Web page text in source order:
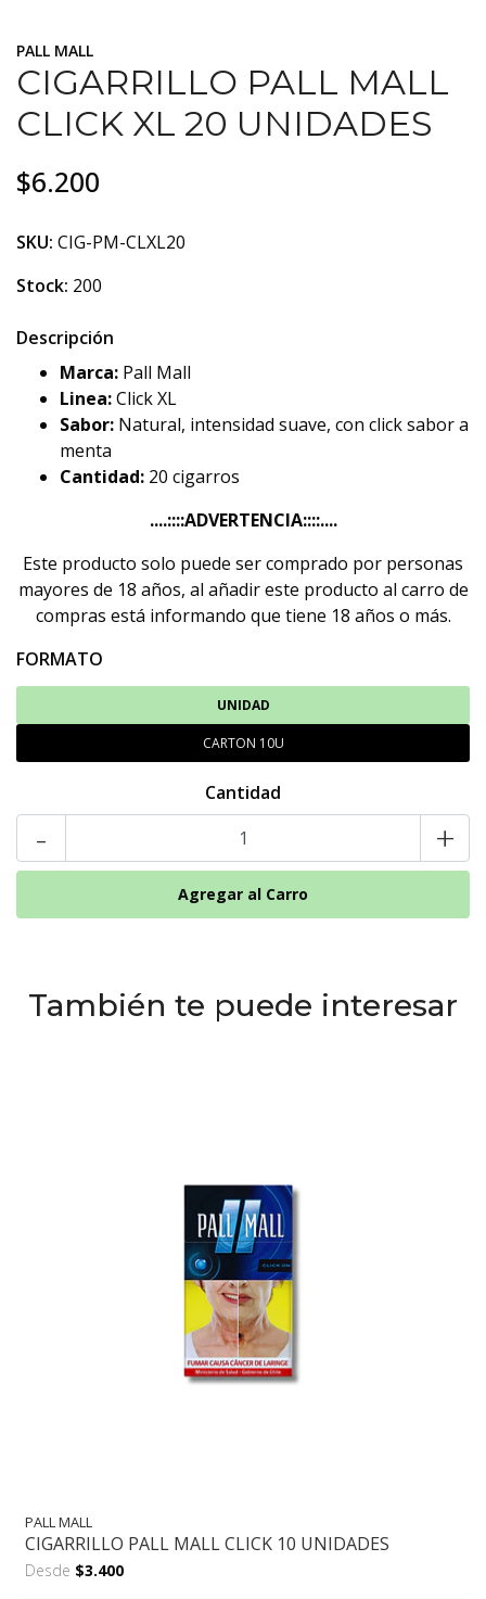
PALL MALL
CIGARRILLO PALL MALL
CLICK XL 20 UNIDADES
$6.200
SKU: CIG-PM-CLXL20
Stock: 200
Descripción
Marca: Pall Mall
Linea:Click XL
Sabor: Natural, intensidad suave, con click sabor a
menta
Cantidad: 20 cigarros
....::::ADVERTENCIA::::....
Este producto solo puede ser comprado por personas
mayores de 18 años, al añadir este producto al carro de
compras está informando que tiene 18 años o más.
FORMATO
UNIDAD
CARTON 10U
Cantidad
- +
También te puede interesar
PALL MALL
CIGARRILLO PALL MALL CLICK 10 UNIDADES
Desde $3.400